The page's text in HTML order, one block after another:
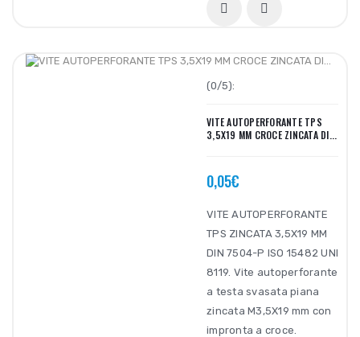
(0/5):
VITE AUTOPERFORANTE TPS
3,5X19 MM CROCE ZINCATA DI...
0,05€
VITE AUTOPERFORANTE
TPS ZINCATA 3,5X19 MM
DIN 7504-P ISO 15482 UNI
8119. Vite autoperforante
a testa svasata piana
zincata M3,5X19 mm con
impronta a croce.